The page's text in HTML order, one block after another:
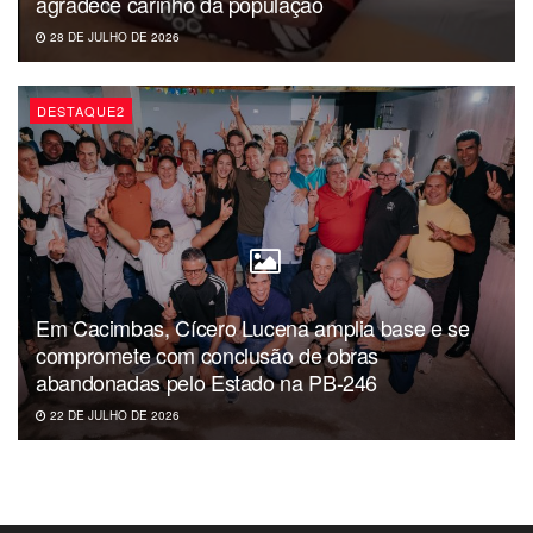
estado.
28 DE JULHO DE 2026
DESTAQUE2
Em Cacimbas, Cícero Lucena amplia base e se
compromete com conclusão de obras
abandonadas pelo Estado na PB-246
22 DE JULHO DE 2026